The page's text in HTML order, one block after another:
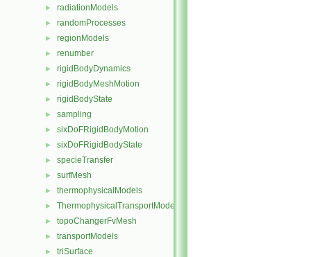
► radiationModels
► randomProcesses
► regionModels
► renumber
► rigidBodyDynamics
► rigidBodyMeshMotion
► rigidBodyState
► sampling
► sixDoFRigidBodyMotion
► sixDoFRigidBodyState
► specieTransfer
► surfMesh
► thermophysicalModels
► ThermophysicalTransportModels
► topoChangerFvMesh
► transportModels
► triSurface